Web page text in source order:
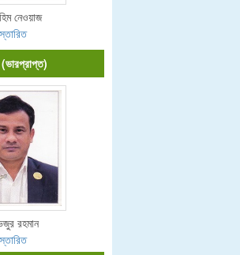
নেওয়াজ
(ভারপ্রাপ্ত)
রহমান